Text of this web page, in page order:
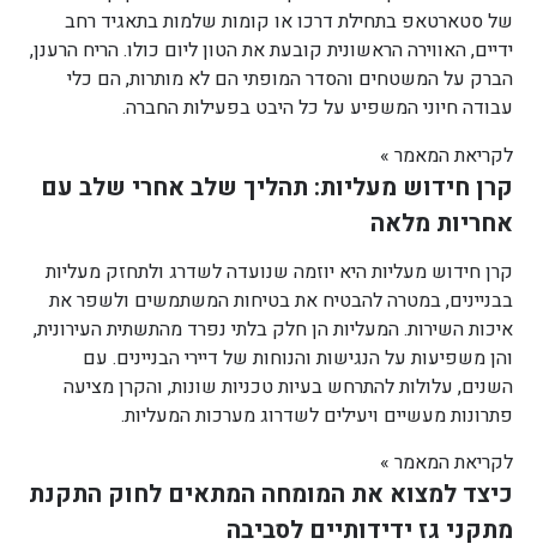
של סטארטאפ בתחילת דרכו או קומות שלמות בתאגיד רחב
ידיים, האווירה הראשונית קובעת את הטון ליום כולו. הריח הרענן,
הברק על המשטחים והסדר המופתי הם לא מותרות, הם כלי
עבודה חיוני המשפיע על כל היבט בפעילות החברה.
לקריאת המאמר »
קרן חידוש מעליות: תהליך שלב אחרי שלב עם
אחריות מלאה
קרן חידוש מעליות היא יוזמה שנועדה לשדרג ולתחזק מעליות
בבניינים, במטרה להבטיח את בטיחות המשתמשים ולשפר את
איכות השירות. המעליות הן חלק בלתי נפרד מהתשתית העירונית,
והן משפיעות על הנגישות והנוחות של דיירי הבניינים. עם
השנים, עלולות להתרחש בעיות טכניות שונות, והקרן מציעה
פתרונות מעשיים ויעילים לשדרוג מערכות המעליות.
לקריאת המאמר »
כיצד למצוא את המומחה המתאים לחוק התקנת
מתקני גז ידידותיים לסביבה